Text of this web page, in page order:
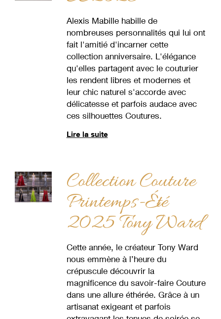
Alexis Mabille habille de
nombreuses personnalités qui lui ont
fait l'amitié d'incarner cette
collection anniversaire. L'élégance
qu'elles partagent avec le couturier
les rendent libres et modernes et
leur chic naturel s'accorde avec
délicatesse et parfois audace avec
ces silhouettes Coutures.
Lire la suite
Collection Couture
Printemps-Été
2025 Tony Ward
Cette année, le créateur Tony Ward
nous emmène à l’heure du
crépuscule découvrir la
magnificence du savoir-faire Couture
dans une allure éthérée. Grâce à un
artisanat exigeant et parfois